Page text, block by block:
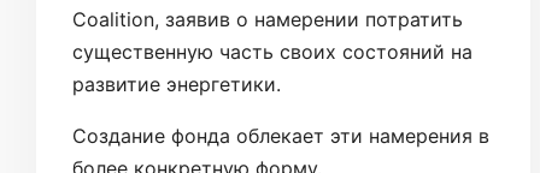
Coalition, заявив о намерении потратить
существенную часть своих состояний на
развитие энергетики.
Создание фонда облекает эти намерения в
более конкретную форму.